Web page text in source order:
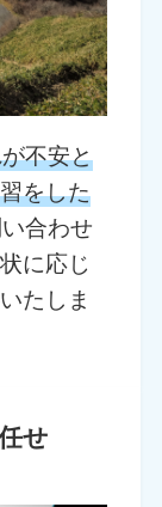
不安と
をした
合わせ
に応じ
たしま
せ